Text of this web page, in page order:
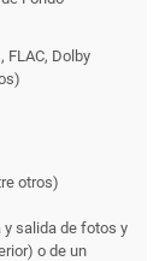
FLAC, Dolby
otros)
y salida de fotos y
o de un